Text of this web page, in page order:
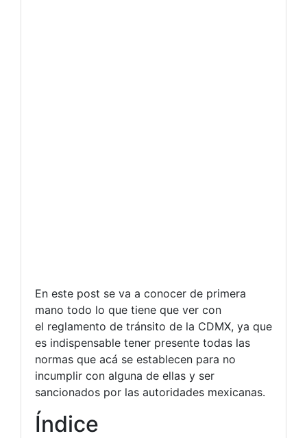
En este post se va a conocer de primera
mano todo lo que tiene que ver con
el reglamento de tránsito de la CDMX, ya que
es indispensable tener presente todas las
normas que acá se establecen para no
incumplir con alguna de ellas y ser
sancionados por las autoridades mexicanas.
Índice